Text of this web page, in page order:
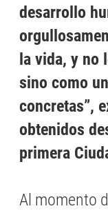
desarrollo
la vida, y no
sino como
concretas”,
obtenidos
primera
Al momento